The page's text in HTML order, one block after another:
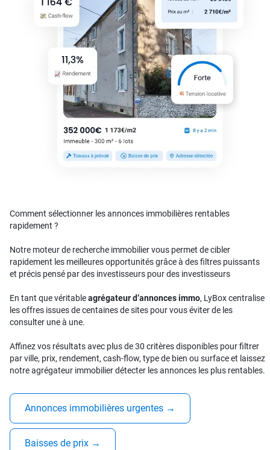
Comment sélectionner les annonces immobilières rentables
rapidement ?
Notre moteur de recherche immobilier vous permet de cibler
rapidement les meilleures opportunités grâce à des filtres puissants
et précis pensé par des investisseurs pour des investisseurs
En tant que véritableagrégateur d’annonces immo, LyBox centralise
les offres issues de centaines de sites pour vous éviter de les
consulter une à une.
Affinez vos résultats avec plus de 30 critères disponibles pour filtrer
par ville, prix, rendement, cash-flow, type de bien ou surface et laissez
notre agrégateur immobilier détecter les annonces les plus rentables.
Annonces immobilières urgentes →
Baisses de prix →